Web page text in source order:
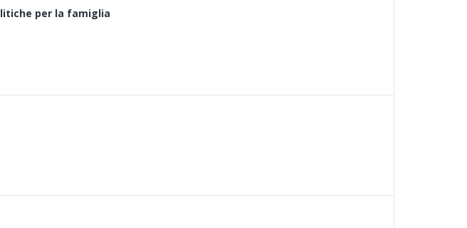
per la famiglia